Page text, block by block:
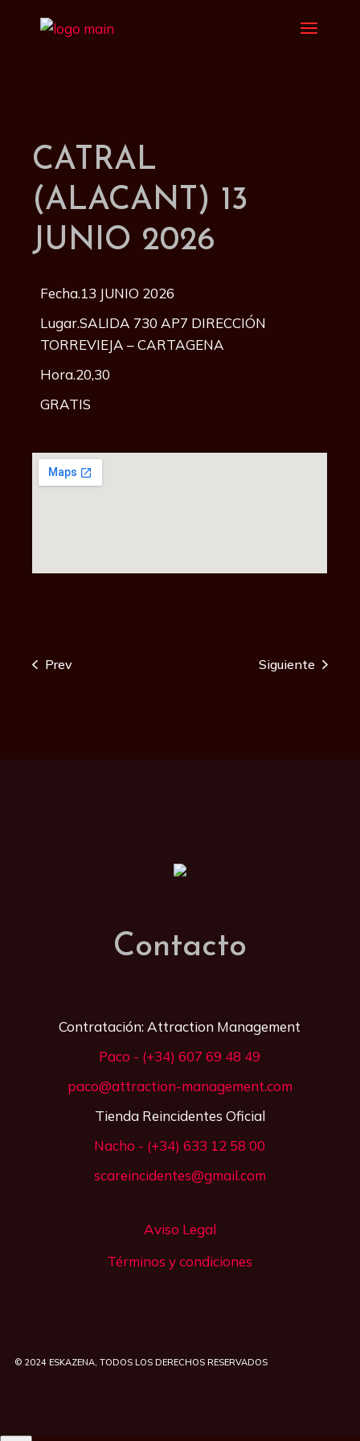
CATRAL
(ALACANT) 13
JUNIO 2026
Fecha.13 JUNIO 2026
Lugar.SALIDA 730 AP7 DIRECCIÓN
TORREVIEJA – CARTAGENA
Hora.20,30
GRATIS
Prev Siguiente
Contacto
Contratación: Attraction Management
Paco - (+34) 607 69 48 49
paco@attraction-management.com
Tienda Reincidentes Oficial
Nacho - (+34) 633 12 58 00
scareincidentes@gmail.com
Aviso Legal
Términos y condiciones
© 2024 ESKAZENA, TODOS LOS DERECHOS RESERVADOS